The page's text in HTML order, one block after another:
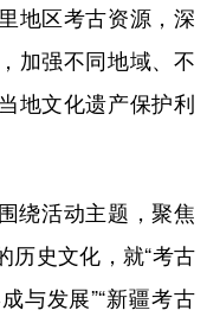
地区考古资源，深
加强不同地域、不
地文化遗产保护利
活动主题，聚焦
历史文化，就“考古
与发展”“新疆考古